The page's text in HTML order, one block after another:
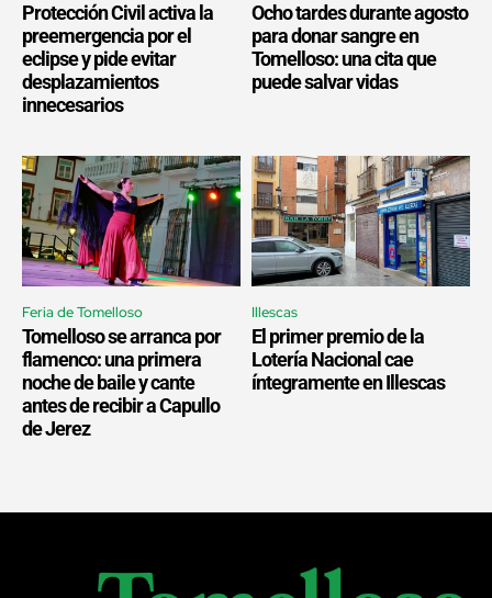
Protección Civil activa la
preemergencia por el
eclipse y pide evitar
desplazamientos
innecesarios
Ocho tardes durante agosto
para donar sangre en
Tomelloso: una cita que
puede salvar vidas
Feria de Tomelloso
Tomelloso se arranca por
flamenco: una primera
noche de baile y cante
antes de recibir a Capullo
de Jerez
Illescas
El primer premio de la
Lotería Nacional cae
íntegramente en Illescas